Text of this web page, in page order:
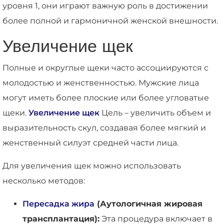
уровня 1, они играют важную роль в достижении
более полной и гармоничной женской внешности.
Увеличение щек
Полные и округлые щеки часто ассоциируются с
молодостью и женственностью. Мужские лица
могут иметь более плоские или более угловатые
щеки. Увеличение щек Цель – увеличить объем и
выразительность скул, создавая более мягкий и
женственный силуэт средней части лица.
Для увеличения щек можно использовать
несколько методов:
Пересадка жира (Аутологичная жировая
трансплантация): Эта процедура включает в